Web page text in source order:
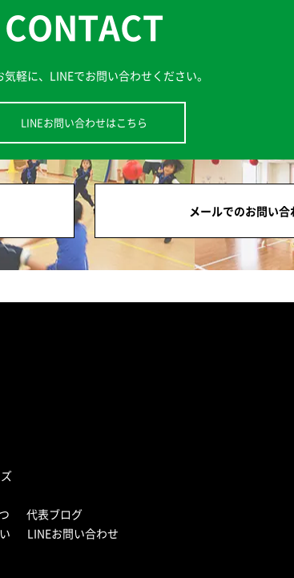
CONTACT
軽に、 LINEでお問い合わせください。
LINEお問い合わせはこちら
メールでのお問い合
代表ブログ
LINEお問い合わせ